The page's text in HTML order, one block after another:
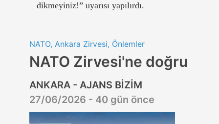
dikmeyiniz!” uyarısı yapılırdı.
NATO, Ankara Zirvesi, Önlemler
NATO Zirvesi'ne doğru
ANKARA - AJANS BİZİM
27/06/2026 - 40 gün önce